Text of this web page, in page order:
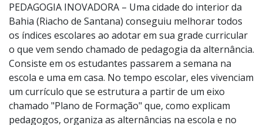
PEDAGOGIA INOVADORA – Uma cidade do interior da
Bahia (Riacho de Santana) conseguiu melhorar todos
os índices escolares ao adotar em sua grade curricular
o que vem sendo chamado de pedagogia da alternância.
Consiste em os estudantes passarem a semana na
escola e uma em casa. No tempo escolar, eles vivenciam
um currículo que se estrutura a partir de um eixo
chamado "Plano de Formação" que, como explicam
pedagogos, organiza as alternâncias na escola e no